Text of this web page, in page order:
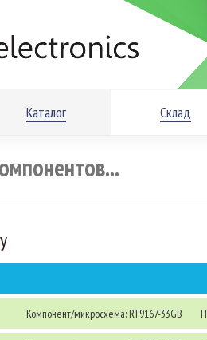
Каталог Склад
Компонент/микросхема: RT9167-33GB